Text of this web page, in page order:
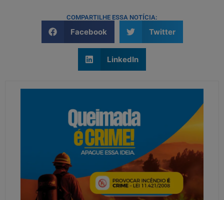
COMPARTILHE ESSA NOTÍCIA:
Facebook Twitter
LinkedIn